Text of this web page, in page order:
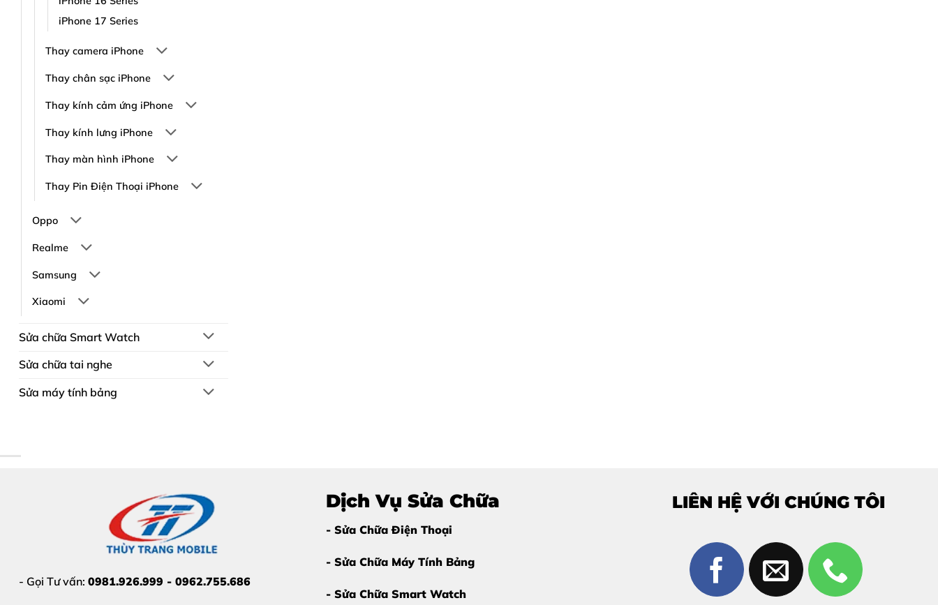
iPhone 17 Series
Thay camera iPhone
Thay chân sạc iPhone
Thay kính cảm ứng iPhone
Thay kính lưng iPhone
Thay màn hình iPhone
Thay Pin Điện Thoại iPhone
Oppo
Realme
Samsung
Xiaomi
Sửa chữa Smart Watch
Sửa chữa tai nghe
Sửa máy tính bảng
- Gọi Tư vấn: 0981.926.999 - 0962.755.686
Dịch Vụ Sửa Chữa
- Sửa Chữa Điện Thoại
- Sửa Chữa Máy Tính Bảng
- Sửa Chữa Smart Watch
LIÊN HỆ VỚI CHÚNG TÔI